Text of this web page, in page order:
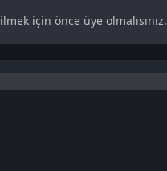
için önce üye olmalısınız.